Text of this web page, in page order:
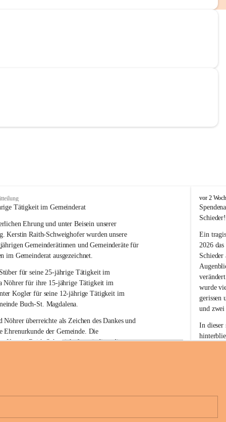
Tätigkeit im Gemeinderat
Ehrung und unter Beisein unserer
Kerstin Raith-Schweighofer wurden unsere
Gemeinderätinnen und Gemeinderäte für
im Gemeinderat ausgezeichnet.
für seine 25-jährige Tätigkeit im
Nöhrer für ihre 15-jährige Tätigkeit im
Kogler für seine 12-jährige Tätigkeit im
Buch-St. Magdalena.
Nöhrer überreichte als Zeichen des Dankes und
Ehrenurkunde der Gemeinde. Die
Kerstin Raith-Schweighofer würdigte die
+6
B
u
c
-
S
t
.
M
a
g
d
a
e
n
a
vor 2
Schieder!
Ein
2026
wurde
gerissen
und
In dieser